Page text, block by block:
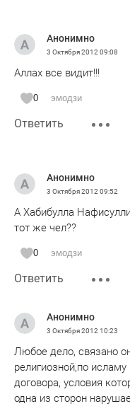
Анонимно
3 Октября 2012 09:08
Аллах все видит!!!
0 эмодзи
Ответить
Анонимно
3 Октября 2012 09:52
А Хабибулла
тот же чел??
0 эмодзи
Ответить
Анонимно
3 Октября 2012 10:23
Любое дело, связано
религиозной,по
договора, условия
одна из сторон